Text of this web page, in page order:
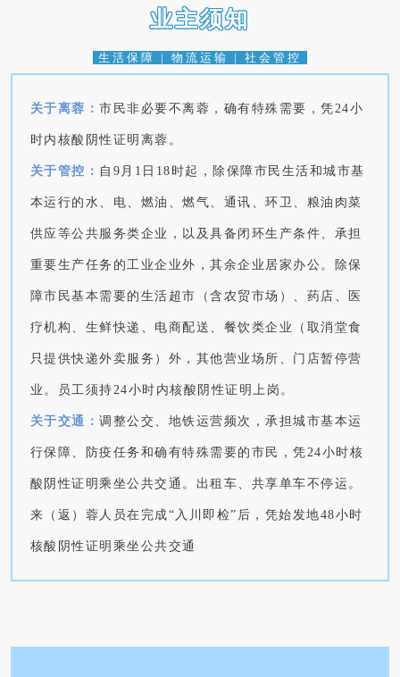
业主须知
生活保障 | 物流运输 | 社会管控
关于离蓉：市民非必要不离蓉，确有特殊需要，凭24小
时内核酸阴性证明离蓉。
关于管控： 自9月1日18时起，除保障市民生活和城市基
本运行的水、电、燃油、燃气、通讯、环卫、粮油肉菜
供应等公共服务类企业，以及具备闭环生产条件、承担
重要生产任务的工业企业外，其余企业居家办公。除保
障市民基本需要的生活超市（含农贸市场）、药店、医
疗机构、生鲜快递、电商配送、餐饮类企业（取消堂食
只提供快递外卖服务）外，其他营业场所、门店暂停营
业。员工须持24小时内核酸阴性证明上岗。
关于交通：调整公交、地铁运营频次，承担城市基本运
行保障、防疫任务和确有特殊需要的市民，凭24小时核
酸阴性证明乘坐公共交通。出租车、共享单车不停运。
来（返）蓉人员在完成“入川即检”后，凭始发地48小时
核酸阴性证明乘坐公共交通